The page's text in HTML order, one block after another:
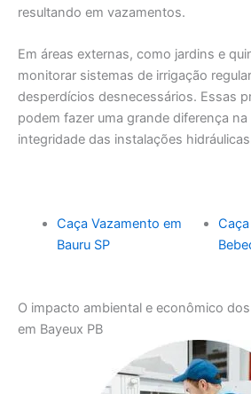
resultando em vazamentos.
Em áreas externas, como jardins e
monitorar sistemas de irrigação
desperdícios desnecessários. Essas
podem fazer uma grande diferença
integridade das instalações
Caça Vazamento em
Bauru SP
O impacto ambiental e econômico
em Bayeux PB